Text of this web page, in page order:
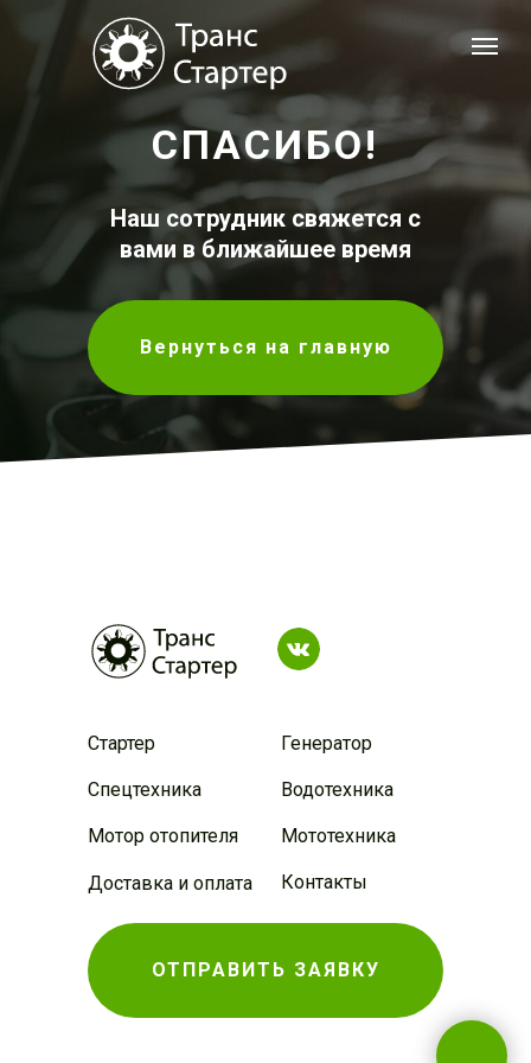
СПАСИБО!
Наш сотрудник свяжется с
вами в ближайшее время
Вернуться на главную
ОТПРАВИТЬ ЗАЯВКУ
Стартер Генератор
Мотор отопителя
Спецтехника Водотехника
Мототехника
Доставка и оплата Контакты